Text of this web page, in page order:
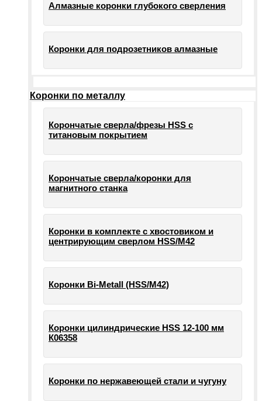
Алмазные коронки глубокого сверления
Коронки для подрозетников алмазные
Коронки по металлу
Корончатые сверла/фрезы HSS c
титановым покрытием
Корончатые сверла/коронки для
магнитного станка
Коронки в комплекте с хвостовиком и
центрирующим сверлом HSS/М42
Коронки Bi-Metall (HSS/М42)
Коронки цилиндрические HSS 12-100 мм
К06358
Коронки по нержавеющей стали и чугуну